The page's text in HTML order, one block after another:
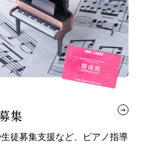
集
徒募集支援など、ピアノ指導